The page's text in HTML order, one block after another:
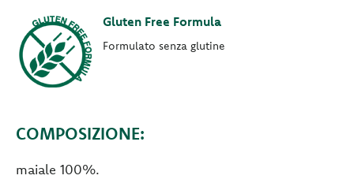
Gluten Free Formula
Formulato senza glutine
COMPOSIZIONE:
maiale 100%.